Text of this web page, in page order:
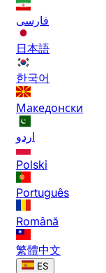
فارسی
日本語
한국어
Македонски
اردو
Polski
Português
Română
繁體中文
ES